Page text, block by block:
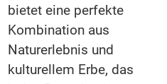
bietet eine perfekte
Kombination aus
Naturerlebnis und
kulturellem Erbe, das